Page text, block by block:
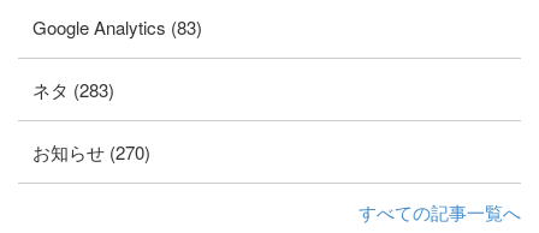
Google Analytics (83)
ネタ (283)
お知らせ (270)
すべての記事一覧へ